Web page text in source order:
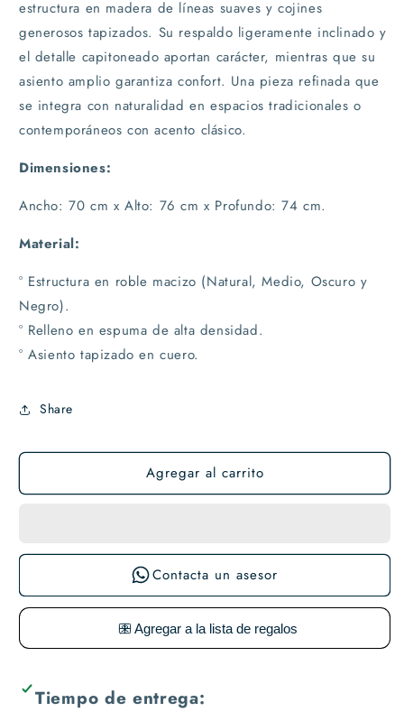
en
cuero
Saimma
en
cuero
Saimma
estructura en madera de líneas suaves y cojines
generosos tapizados. Su respaldo ligeramente inclinado y
el detalle capitoneado aportan carácter, mientras que su
asiento amplio garantiza confort. Una pieza refinada que
se integra con naturalidad en espacios tradicionales o
contemporáneos con acento clásico.
Dimensiones:
Ancho: 70 cm x Alto: 76 cm x Profundo: 74 cm.
Material:
° Estructura en roble macizo (Natural, Medio, Oscuro y
Negro).
° Relleno en espuma de alta densidad.
° Asiento tapizado en cuero.
Share
Agregar al carrito
Contacta un asesor
Tiempo de entrega: